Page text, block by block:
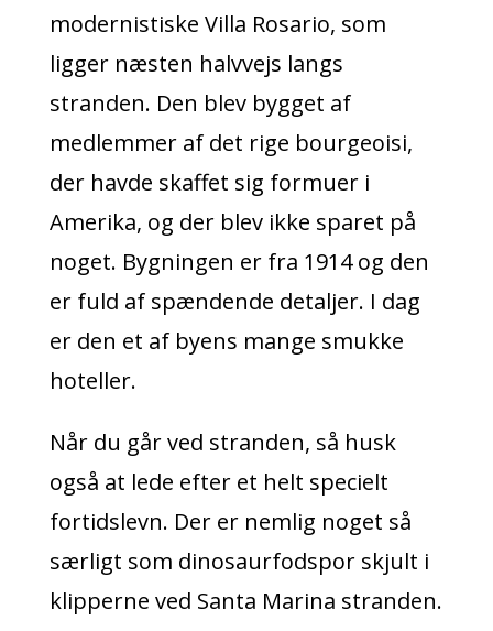
modernistiske Villa Rosario, som
ligger næsten halvvejs langs
stranden. Den blev bygget af
medlemmer af det rige bourgeoisi,
der havde skaffet sig formuer i
Amerika, og der blev ikke sparet på
noget. Bygningen er fra 1914 og den
er fuld af spændende detaljer. I dag
er den et af byens mange smukke
hoteller.
Når du går ved stranden, så husk
også at lede efter et helt specielt
fortidslevn. Der er nemlig noget så
særligt som dinosaurfodspor skjult i
klipperne ved Santa Marina stranden.